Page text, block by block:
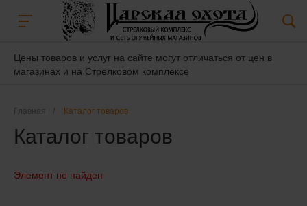
Цены товаров и услуг на сайте могут отличаться от цен в
магазинах и на Стрелковом комплексе
Главная Каталог товаров
Каталог товаров
Элемент не найден